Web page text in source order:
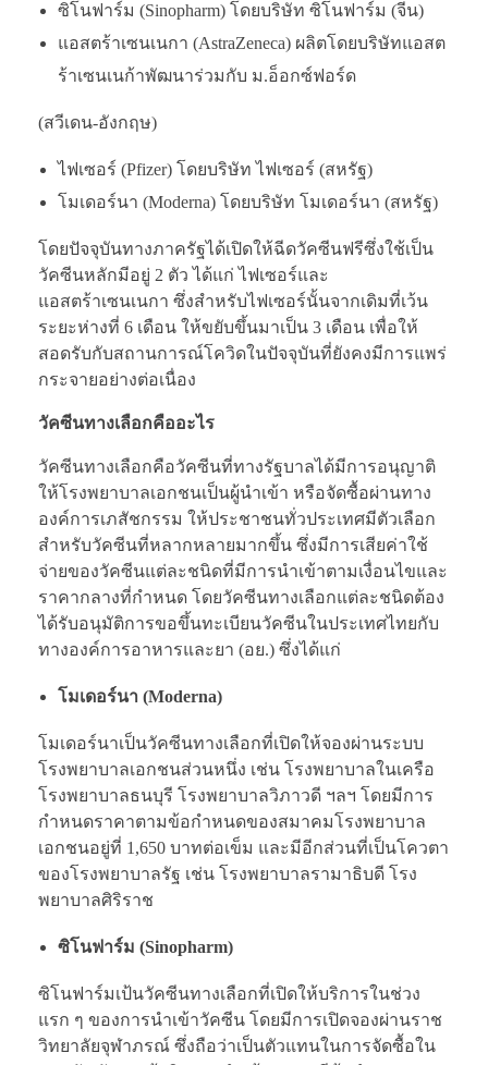
ซิโนฟาร์ม (Sinopharm) โดยบริษัท ซิโนฟาร์ม (จีน)
แอสตร้าเซนเนกา (AstraZeneca) ผลิตโดยบริษัทแอสต
ร้าเซนเนก้าพัฒนาร่วมกับ ม.อ็อกซ์ฟอร์ด
(สวีเดน-อังกฤษ)
ไฟเซอร์ (Pfizer) โดยบริษัท ไฟเซอร์ (สหรัฐ)
โมเดอร์นา (Moderna) โดยบริษัท โมเดอร์นา (สหรัฐ)
โดยปัจจุบันทางภาครัฐได้เปิดให้ฉีดวัคซีนฟรีซึ่งใช้เป็น
วัคซีนหลักมีอยู่ 2 ตัว ได้แก่ ไฟเซอร์และ
แอสตร้าเซนเนกา ซึ่งสำหรับไฟเซอร์นั้นจากเดิมที่เว้น
ระยะห่างที่ 6 เดือน ให้ขยับขึ้นมาเป็น 3 เดือน เพื่อให้
สอดรับกับสถานการณ์โควิดในปัจจุบันที่ยังคงมีการแพร่
กระจายอย่างต่อเนื่อง
วัคซีนทางเลือกคืออะไร
วัคซีนทางเลือกคือวัคซีนที่ทางรัฐบาลได้มีการอนุญาติ
ให้โรงพยาบาลเอกชนเป็นผู้นำเข้า หรือจัดซื้อผ่านทาง
องค์การเภสัชกรรม ให้ประชาชนทั่วประเทศมีตัวเลือก
สำหรับวัคซีนที่หลากหลายมากขึ้น ซึ่งมีการเสียค่าใช้
จ่ายของวัคซีนแต่ละชนิดที่มีการนำเข้าตามเงื่อนไขและ
ราคากลางที่กำหนด โดยวัคซีนทางเลือกแต่ละชนิดต้อง
ได้รับอนุมัติการขอขึ้นทะเบียนวัคซีนในประเทศไทยกับ
ทางองค์การอาหารและยา (อย.) ซึ่งได้แก่
โมเดอร์นา (Moderna)
โมเดอร์นาเป็นวัคซีนทางเลือกที่เปิดให้จองผ่านระบบ
โรงพยาบาลเอกชนส่วนหนึ่ง เช่น โรงพยาบาลในเครือ
โรงพยาบาลธนบุรี โรงพยาบาลวิภาวดี ฯลฯ โดยมีการ
กำหนดราคาตามข้อกำหนดของสมาคมโรงพยาบาล
เอกชนอยู่ที่ 1,650 บาทต่อเข็ม และมีอีกส่วนที่เป็นโควตา
ของโรงพยาบาลรัฐ เช่น โรงพยาบาลรามาธิบดี โรง
พยาบาลศิริราช
ซิโนฟาร์ม (Sinopharm)
ซิโนฟาร์มเป้นวัคซีนทางเลือกที่เปิดให้บริการในช่วง
แรก ๆ ของการนำเข้าวัคซีน โดยมีการเปิดจองผ่านราช
วิทยาลัยจุฬาภรณ์ ซึ่งถือว่าเป็นตัวแทนในการจัดซื้อใน